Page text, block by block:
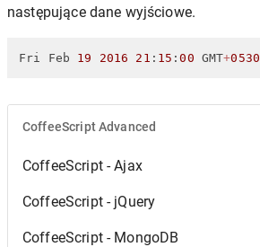
następujące dane wyjściowe.
Fri Feb 19 2016 21 : 15 :00 GMT+0530
CoffeeScript Advanced
CoffeeScript - Ajax
CoffeeScript - jQuery
CoffeeScript - MongoDB